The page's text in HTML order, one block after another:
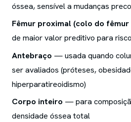
óssea, sensível a mudanças
Fêmur proximal (colo do
de maior valor preditivo para
Antebraço — usada quando
ser avaliados (próteses,
hiperparatireoidismo)
Corpo inteiro — para
densidade óssea total